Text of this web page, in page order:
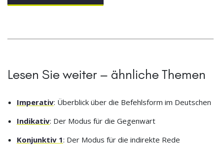
Lesen Sie weiter – ähnliche Themen
Imperativ: Überblick über die Befehlsform im Deutschen
Indikativ: Der Modus für die Gegenwart
Konjunktiv 1: Der Modus für die indirekte Rede